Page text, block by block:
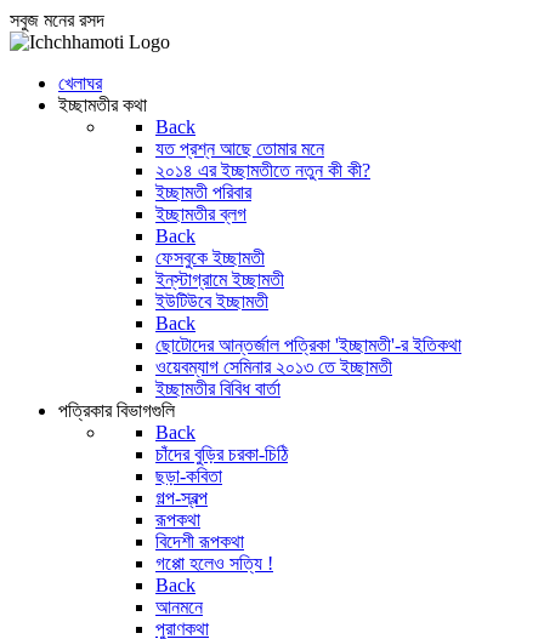
সবুজ মনের রসদ
খেলাঘর
ইচ্ছামতীর কথা
Back
যত প্রশ্ন আছে তোমার মনে
২০১৪ এর ইচ্ছামতীতে নতুন কী কী?
ইচ্ছামতী পরিবার
ইচ্ছামতীর ব্লগ
Back
ফেসবুকে ইচ্ছামতী
ইন্‌স্টাগ্রামে ইচ্ছামতী
ইউটিউবে ইচ্ছামতী
Back
ছোটোদের আন্তর্জাল পত্রিকা 'ইচ্ছামতী'-র ইতিকথা
ওয়েবম্যাগ সেমিনার ২০১৩ তে ইচ্ছামতী
ইচ্ছামতীর বিবিধ বার্তা
পত্রিকার বিভাগগুলি
Back
চাঁদের বুড়ির চরকা-চিঠি
ছড়া-কবিতা
গল্প-স্বল্প
রূপকথা
বিদেশী রূপকথা
গপ্পো হলেও সত্যি !
Back
আনমনে
পুরাণকথা